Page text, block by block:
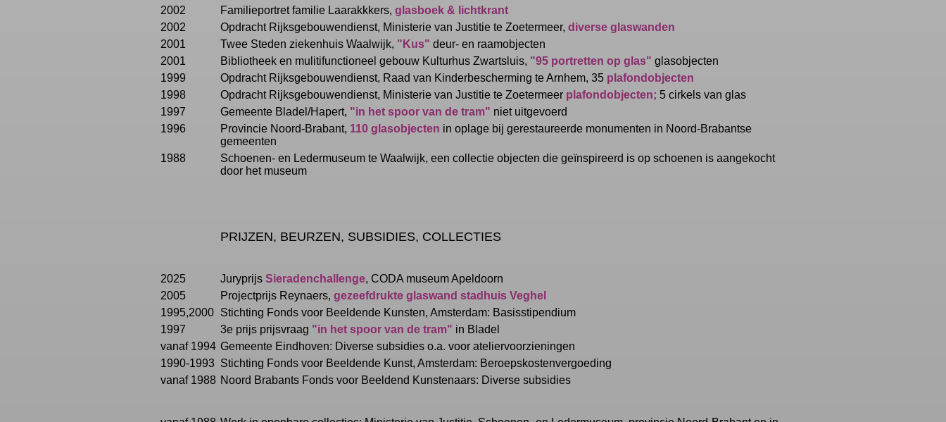
2002
Familieportret familie Laarakkkers, glasboek & lichtkrant
2002
Opdracht Rijksgebouwendienst, Ministerie van Justitie te Zoetermeer, diverse glaswanden
2001
Twee Steden ziekenhuis Waalwijk, "Kus" deur- en raamobjecten
2001
Bibliotheek en mulitifunctioneel gebouw Kulturhus Zwartsluis, "95 portretten op glas" glasobjecten
1999
Opdracht Rijksgebouwendienst, Raad van Kinderbescherming te Arnhem, 35 plafondobjecten
1998
Opdracht Rijksgebouwendienst, Ministerie van Justitie te Zoetermeer plafondobjecten; 5 cirkels van glas
1997
Gemeente Bladel/Hapert, "in het spoor van de tram" niet uitgevoerd
1996
Provincie Noord-Brabant, 110 glasobjecten in oplage bij gerestaureerde monumenten in Noord-Brabantse
gemeenten
1988
Schoenen- en Ledermuseum te Waalwijk, een collectie objecten die geïnspireerd is op schoenen is aangekocht
door het museum
PRIJZEN, BEURZEN, SUBSIDIES, COLLECTIES
2025 Juryprijs Sieradenchallenge, CODA museum Apeldoorn
2005
Projectprijs Reynaers, gezeefdrukte glaswand stadhuis Veghel
1995,2000
Stichting Fonds voor Beeldende Kunsten, Amsterdam: Basisstipendium
1997
3e prijs prijsvraag "in het spoor van de tram" in Bladel
vanaf 1994 Gemeente Eindhoven: Diverse subsidies o.a. voor ateliervoorzieningen
1990-1993 Stichting Fonds voor Beeldende Kunst, Amsterdam: Beroepskostenvergoeding
vanaf 1988 Noord Brabants Fonds voor Beeldend Kunstenaars: Diverse subsidies